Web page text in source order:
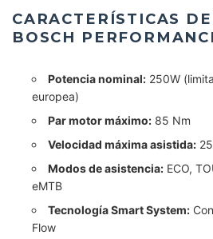
CARACTERÍSTICAS
BOSCH
Potencia nominal: 250W
europea)
Par motor máximo: 85 Nm
Velocidad máxima asistida:
Modos de asistencia: ECO,
eMTB
Tecnología Smart System:
Flow